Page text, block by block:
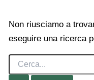
Non riusciamo a
eseguire una ricerca
Cerca: